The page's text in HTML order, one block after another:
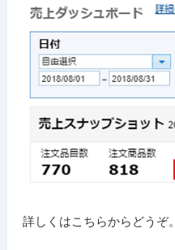
詳しくはこちらからどうぞ。